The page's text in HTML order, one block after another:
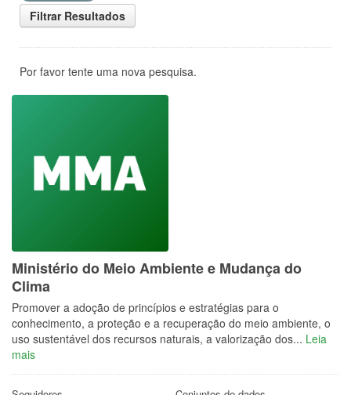
Filtrar Resultados
Por favor tente uma nova pesquisa.
Ministério do Meio Ambiente e Mudança do
Clima
Promover a adoção de princípios e estratégias para o
conhecimento, a proteção e a recuperação do meio ambiente, o
uso sustentável dos recursos naturais, a valorização dos... Leia
mais